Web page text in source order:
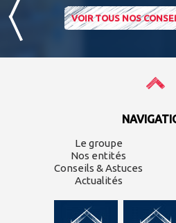
VOIR TOUS NOS
Le groupe
Nos entités
Conseils & Astuces
Actualités